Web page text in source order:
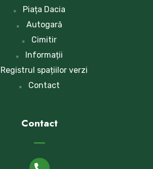
Piața Dacia
Autogară
Cimitir
Informații
Registrul spațiilor verzi
Contact
Contact